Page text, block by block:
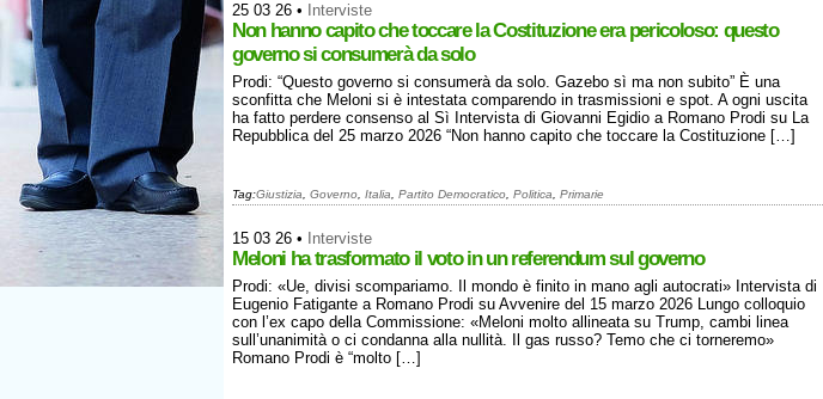
25 03 26 • Interviste
Non hanno capito che toccare la Costituzione era pericoloso: questo
governo si consumerà da solo
Prodi: “Questo governo si consumerà da solo. Gazebo sì ma non subito” È una
sconfitta che Meloni si è intestata comparendo in trasmissioni e spot. A ogni uscita
ha fatto perdere consenso al Sì Intervista di Giovanni Egidio a Romano Prodi su La
Repubblica del 25 marzo 2026 “Non hanno capito che toccare la Costituzione […]
Tag:Giustizia Governo Italia Partito Democratico Politica Primarie
15 03 26 • Interviste
Meloni ha trasformato il voto in un referendum sul governo
Prodi: «Ue, divisi scompariamo. Il mondo è finito in mano agli autocrati» Intervista di
Eugenio Fatigante a Romano Prodi su Avvenire del 15 marzo 2026 Lungo colloquio
con l’ex capo della Commissione: «Meloni molto allineata su Trump, cambi linea
sull’unanimità o ci condanna alla nullità. Il gas russo? Temo che ci torneremo»
Romano Prodi è “molto […]